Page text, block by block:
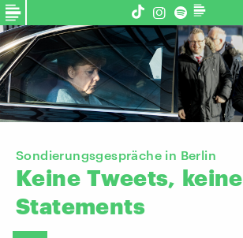
Sondierungsgespräche in Berlin
Keine Tweets, keine
Statements